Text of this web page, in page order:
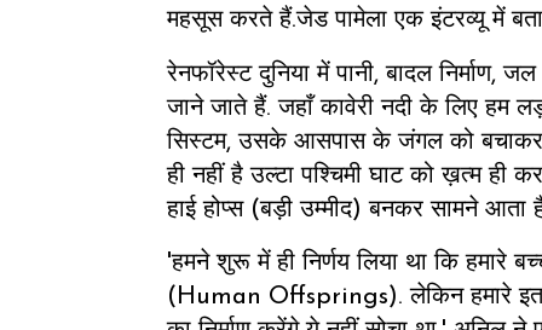
महसूस करते हैं.जेड पामेला एक इंटरव्यू में
रेनफॉरेस्ट दुनिया में पानी, बादल
जाने जाते हैं. जहाँ कावेरी नदी के लिए हम
सिस्टम, उसके आसपास के जंगल को बचाकर
ही नहीं है उल्टा पश्चिमी घाट को ख़त्म ही
हाई होप्स (बड़ी उम्मीद) बनकर सामने आता
'हमने शुरू में ही निर्णय लिया था कि हमारे
(Human Offsprings). लेकिन हमारे